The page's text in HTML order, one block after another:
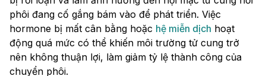
phôi đang cố gắng bám vào để phát triển. Việc
hormone bị mất cân bằng hoặc hệ miễn dịch hoạt
động quá mức có thể khiến môi trường tử cung trở
nên không thuận lợi, làm giảm tỷ lệ thành công của
chuyển phôi.